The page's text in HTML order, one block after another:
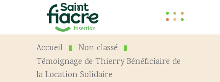
Accueil
Non classé
Témoignage de Thierry Bénéficiaire de
la Location Solidaire